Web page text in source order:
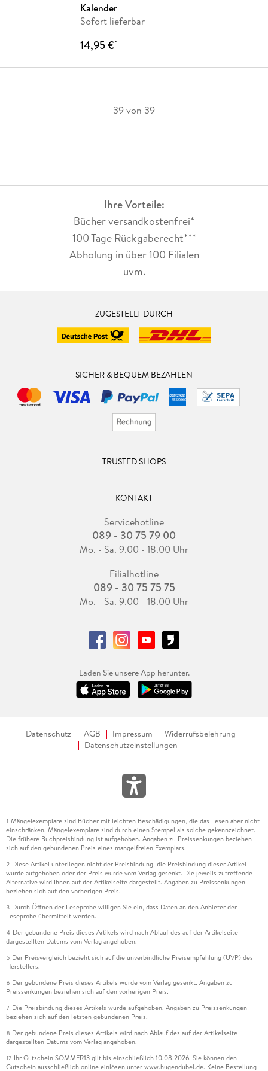
Kalender
Sofort lieferbar
14,95 €*
39 von 39
Ihre Vorteile:
Bücher versandkostenfrei*
100 Tage Rückgaberecht***
Abholung in über 100 Filialen
uvm.
ZUGESTELLT DURCH
SICHER & BEQUEM BEZAHLEN
TRUSTED SHOPS
KONTAKT
Servicehotline
089 - 30 75 79 00
Mo. - Sa. 9.00 - 18.00 Uhr
Filialhotline
089 - 30 75 75 75
Mo. - Sa. 9.00 - 18.00 Uhr
Laden Sie unsere App herunter.
Datenschutz AGB Impressum
Widerrufsbelehrung
Datenschutzeinstellungen
1 Mängelexemplare sind Bücher mit leichten Beschädigungen, die das Lesen aber nicht
einschränken. Mängelexemplare sind durch einen Stempel als solche gekennzeichnet.
Die frühere Buchpreisbindung ist aufgehoben. Angaben zu Preissenkungen beziehen
sich auf den gebundenen Preis eines mangelfreien Exemplars.
2 Diese Artikel unterliegen nicht der Preisbindung, die Preisbindung dieser Artikel
wurde aufgehoben oder der Preis wurde vom Verlag gesenkt. Die jeweils zutreffende
Alternative wird Ihnen auf der Artikelseite dargestellt. Angaben zu Preissenkungen
beziehen sich auf den vorherigen Preis.
3 Durch Öffnen der Leseprobe willigen Sie ein, dass Daten an den Anbieter der
Leseprobe übermittelt werden.
4 Der gebundene Preis dieses Artikels wird nach Ablauf des auf der Artikelseite
dargestellten Datums vom Verlag angehoben.
5 Der Preisvergleich bezieht sich auf die unverbindliche Preisempfehlung (UVP) des
Herstellers.
6 Der gebundene Preis dieses Artikels wurde vom Verlag gesenkt. Angaben zu
Preissenkungen beziehen sich auf den vorherigen Preis.
7 Die Preisbindung dieses Artikels wurde aufgehoben. Angaben zu Preissenkungen
beziehen sich auf den letzten gebundenen Preis.
8 Der gebundene Preis dieses Artikels wird nach Ablauf des auf der Artikelseite
dargestellten Datums vom Verlag angehoben.
12 Ihr Gutschein SOMMER13 gilt bis einschließlich 10.08.2026. Sie können den
Gutschein ausschließlich online einlösen unter www.hugendubel.de. Keine Bestellung